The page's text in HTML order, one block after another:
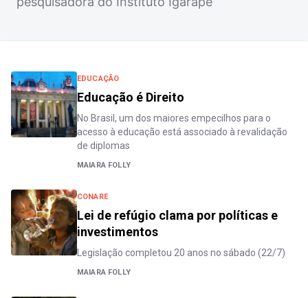
EDUCAÇÃO
Educação é Direito
No Brasil, um dos maiores empecilhos para o
acesso à educação está associado à revalidação
de diplomas
MAIARA FOLLY
CONARE
Lei de refúgio clama por políticas e
investimentos
Legislação completou 20 anos no sábado (22/7)
MAIARA FOLLY